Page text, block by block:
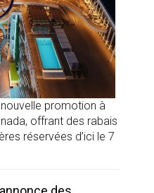
promotion à
offrant des rabais
réservées d’ici le 7